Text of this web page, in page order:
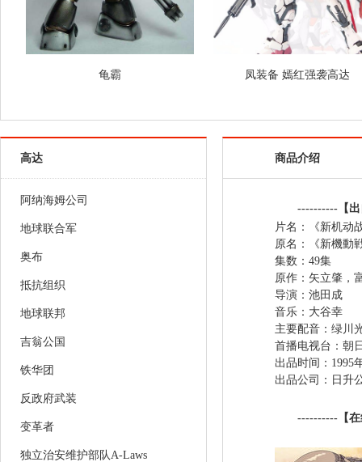
龟霸 凤装备 嫣红强袭高达
高达
阿纳海姆公司
地球联合军
奥布
抵抗组织
地球联邦
吉翁公国
铁华团
反政府武装
变革者
独立治安维护部队A-Laws
商品介绍
----------【
片名：《新机动
原名：《新機動
集数：49集
原作：
导演：池田成
音乐：大谷幸
主要配音：绿川
首播电
出品时间：1995
出品公司：日升
----------【